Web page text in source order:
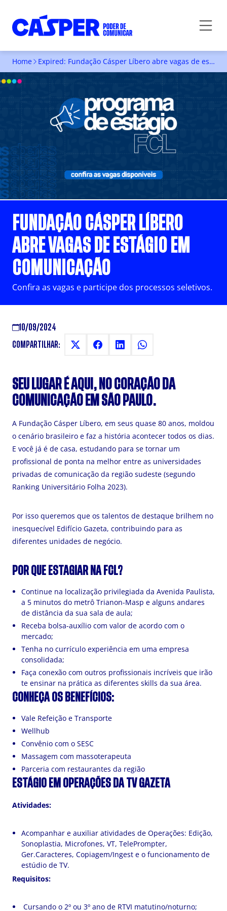
Home Expired: Fundação Cásper Líbero abre vagas de estágio em comunicação
FUNDAÇÃO CÁSPER LÍBERO
ABRE VAGAS DE ESTÁGIO EM
COMUNICAÇÃO
Confira as vagas e participe dos processos seletivos.
10/09/2024
COMPARTILHAR:
SEU LUGAR ÉAQUI, NO CORAÇÃO DA
COMUNICAÇÃO EM SÃO PAULO.
A Fundação Cásper Líbero, em seus quase 80 anos, moldou
o cenário brasileiro e faz a história acontecer todos os dias.
E você já é de casa, estudando para se tornar um
profissional de ponta na melhor entre as universidades
privadas de comunicação da região sudeste (segundo
Ranking Universitário Folha 2023).
Por isso queremos que os talentos de destaque brilhem no
inesquecível Edifício Gazeta, contribuindo para as
diferentes unidades de negócio.
POR QUE ESTAGIAR NA FCL?
Continue na localização privilegiada da Avenida Paulista,
a 5 minutos do metrô Trianon-Masp e alguns andares
de distância da sua sala de aula;
Receba bolsa-auxílio com valor de acordo com o
mercado;
Tenha no currículo experiência em uma empresa
consolidada;
Faça conexão com outros profissionais incríveis que irão
te ensinar na prática as diferentes skills da sua área.
CONHEÇA OS BENEFÍCIOS:
Vale Refeição e Transporte
Wellhub
Convênio com o SESC
Massagem com massoterapeuta
Parceria com restaurantes da região
ESTÁGIO EM OPERAÇÕES DA TV GAZETA
Atividades:
Acompanhar e auxiliar atividades de Operações: Edição,
Sonoplastia, Microfones, VT, TelePrompter,
Ger.Caracteres, Copiagem/Ingest e o funcionamento de
estúdio de TV.
Requisitos:
Cursando o 2º ou 3º ano de RTVI matutino/noturno;